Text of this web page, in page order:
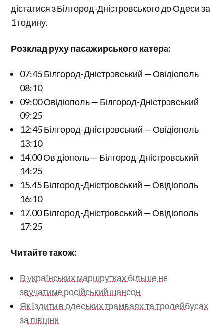
дістатися з Білгород-Дністровського до Одеси за
1 годину.
Розклад руху пасажирського катера:
07:45 Білгород-Дністровський — Овідіополь
08:10
09:00 Овідіополь — Білгород-Дністровський
09:25
12:45 Білгород-Дністровський — Овідіополь
13:10
14.00 Овідіополь — Білгород-Дністровський
14:25
15.45 Білгород-Дністровський — Овідіополь
16:10
17.00 Білгород-Дністровський — Овідіополь
17:25
Читайте також:
В українських маршрутках більше не
звучатиме російський шансон
Як їздити в одеських трамваях та тролейбусах
за півціни